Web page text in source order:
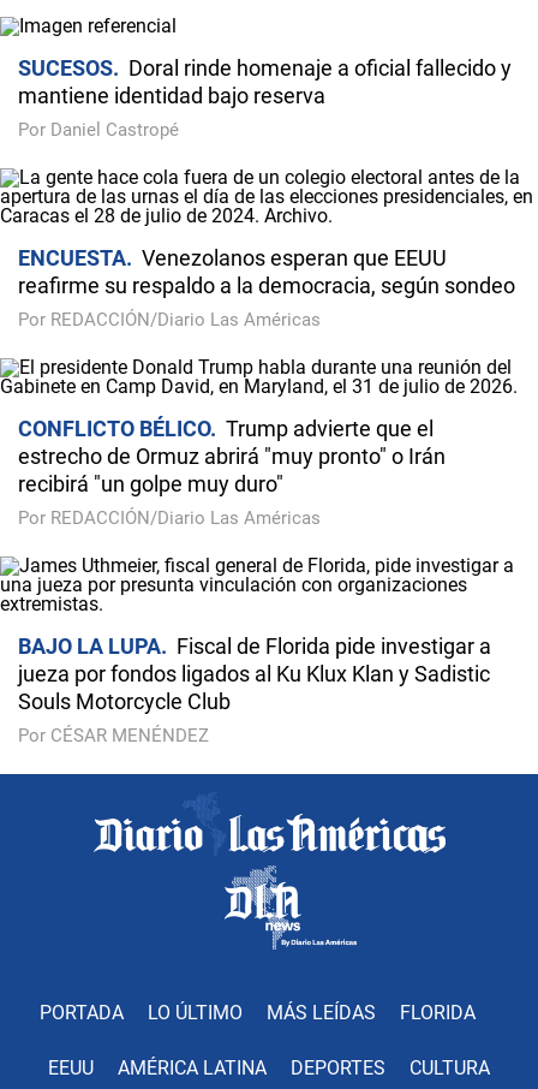
SUCESOS
Doral rinde homenaje a oficial fallecido y
mantiene identidad bajo reserva
Por Daniel Castropé
ENCUESTA
Venezolanos esperan que EEUU
reafirme su respaldo a la democracia, según sondeo
Por REDACCIÓN/Diario Las Américas
CONFLICTO BÉLICO
Trump advierte que el
estrecho de Ormuz abrirá "muy pronto" o Irán
recibirá "un golpe muy duro"
Por REDACCIÓN/Diario Las Américas
BAJO LA LUPA
Fiscal de Florida pide investigar a
jueza por fondos ligados al Ku Klux Klan y Sadistic
Souls Motorcycle Club
Por CÉSAR MENÉNDEZ
PORTADA LO ÚLTIMO MÁS LEÍDAS FLORIDA
EEUU AMÉRICA LATINA DEPORTES CULTURA